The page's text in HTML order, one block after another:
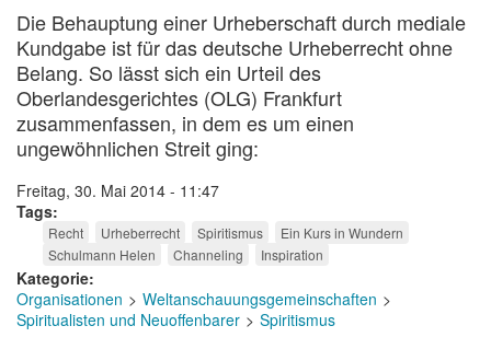
Die Behauptung einer Urheberschaft durch mediale
Kundgabe ist für das deutsche Urheberrecht ohne
Belang. So lässt sich ein Urteil des
Oberlandesgerichtes (OLG) Frankfurt
zusammenfassen, in dem es um einen
ungewöhnlichen Streit ging:
Freitag, 30. Mai 2014 - 11:47
Tags
Recht Urheberrecht Spiritismus
Ein Kurs in Wundern
Schulmann Helen
Channeling Inspiration
Kategorie
Organisationen
Weltanschauungsgemeinschaften
Spiritualisten und Neuoffenbarer
Spiritismus